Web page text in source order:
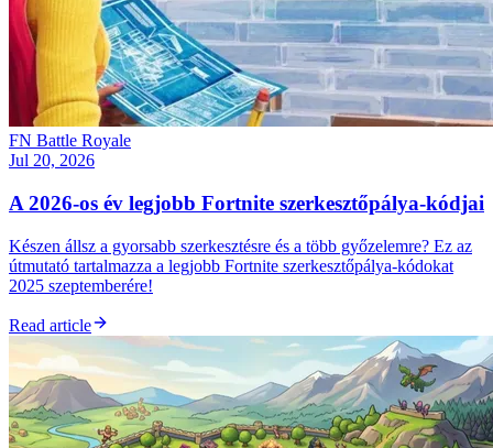
FN Battle Royale
Jul 20, 2026
A 2026-os év legjobb Fortnite szerkesztőpálya-kódjai
Készen állsz a gyorsabb szerkesztésre és a több győzelemre? Ez az
útmutató tartalmazza a legjobb Fortnite szerkesztőpálya-kódokat
2025 szeptemberére!
Read article